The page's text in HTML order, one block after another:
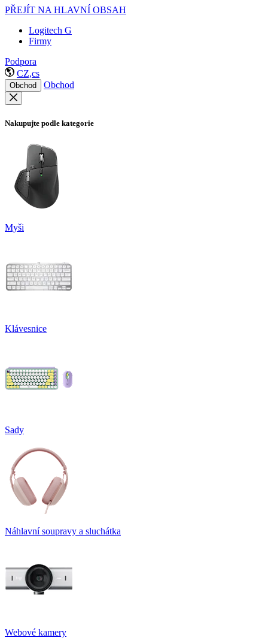
PŘEJÍT NA HLAVNÍ OBSAH
Logitech G
Firmy
Podpora
CZ,cs
Obchod Obchod
Nakupujte podle kategorie
Myši
Klávesnice
Sady
Náhlavní soupravy a sluchátka
Webové kamery